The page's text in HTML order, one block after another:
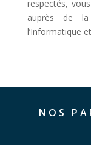
respectés,
auprès de la
l’Informatique
NOS